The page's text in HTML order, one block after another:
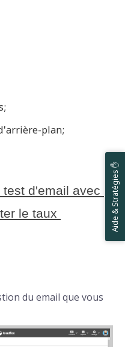
plan;
d'email avec
le taux
du email que vous
Aide & Stratégies ✋